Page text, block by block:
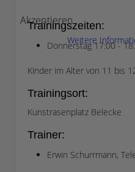
Trainingszeiten:
Donnerstag 17:00 -
Kinder im Alter von 11 bis
Trainingsort:
Kunstrasenplatz Belecke
Trainer:
Erwin Schurrmann,
Akzeptieren
Weitere